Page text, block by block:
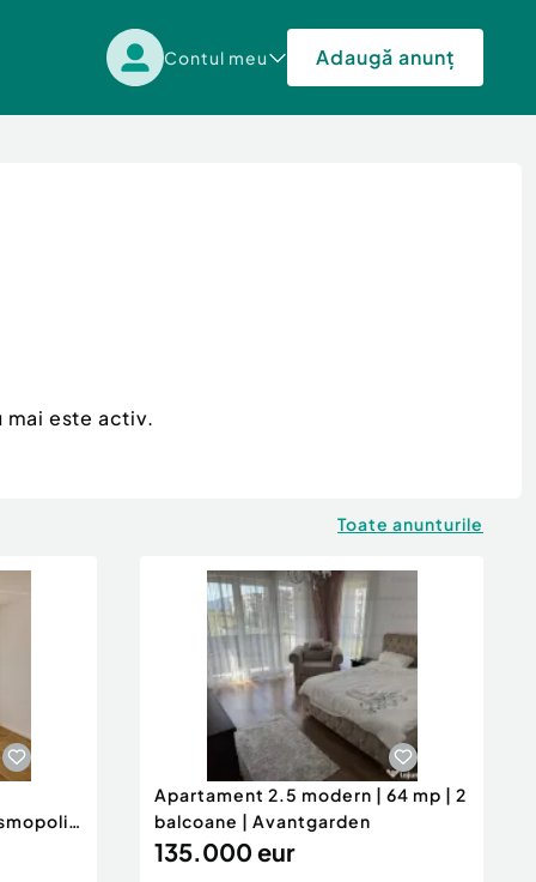
Contul meu Adaugă anunț
mai este activ.
Toate anunturile
Apartament 2.5 modern | 64 mp | 2
balcoane | Avantgarden
135.000 eur